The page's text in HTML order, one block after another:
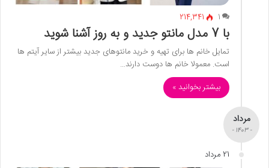
1
214,341
با 7 مدل مانتو جدید و به روز آشنا شوید
تمایل خانم ها برای تهیه و خرید مانتوهای جدید بیشتر از سایر آیتم ها
است. معمولا خانم ها دوست دارند…
بیشتر بخوانید »
مرداد
- 1403 -
21 مرداد